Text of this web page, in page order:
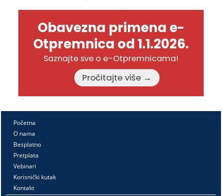
Obavezna primena e-
Otpremnica od 1.1.2026.
Saznajte sve o e-Otpremnicama!
Pročitajte više →
Početna
O nama
Besplatno
Pretplata
Vebinari
Korisnički kutak
Kontakt